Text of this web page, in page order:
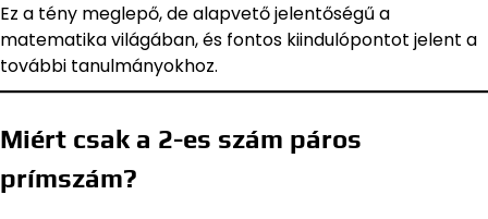
Ez a tény meglepő, de alapvető jelentőségű a
matematika világában, és fontos kiindulópontot jelent a
további tanulmányokhoz.
Miért csak a 2-es szám páros
prímszám?